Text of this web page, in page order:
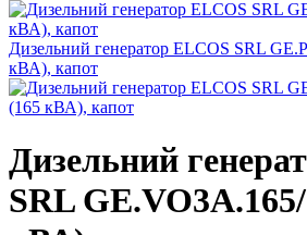
Дизельний генератор ELCOS SRL
кВА), капот
Дизельний
SRL